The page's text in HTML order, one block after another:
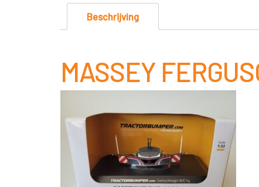
Beschrijving
MASSEY